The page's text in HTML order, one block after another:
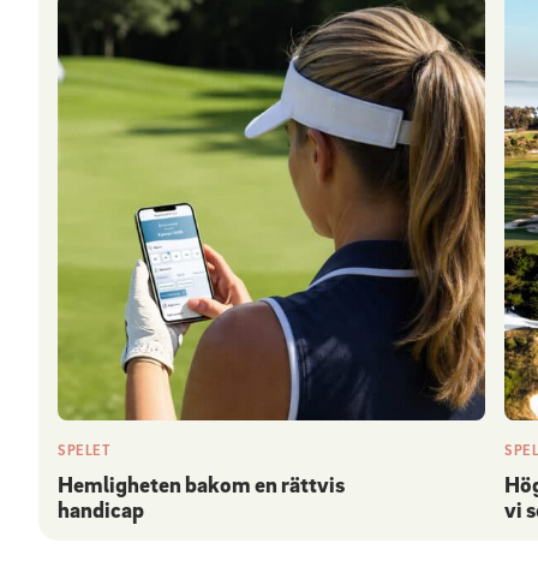
SPELET
Hemligheten bakom en rättvis
handicap
vi